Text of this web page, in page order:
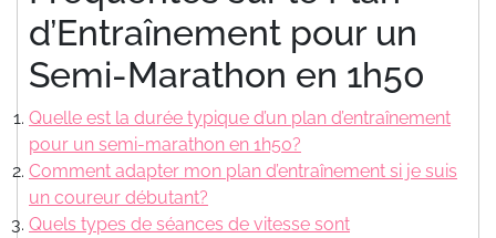
d’Entraînement pour un
Semi-Marathon en 1h50
Quelle est la durée typique d’un plan d’entraînement
pour un semi-marathon en 1h50?
Comment adapter mon plan d’entraînement si je suis
un coureur débutant?
Quels types de séances de vitesse sont